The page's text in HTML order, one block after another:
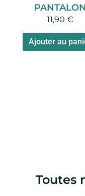
PANTALON
11,90 €
Ajouter au
Toutes